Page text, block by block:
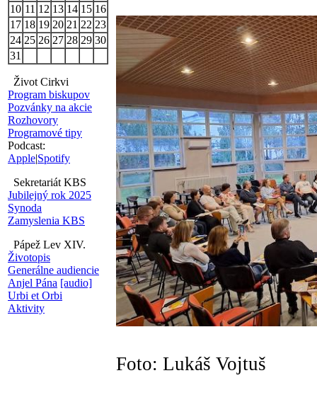
10 11 12 13 14 15 16
17 18 19 20 21 22 23
24 25 26 27 28 29 30
31
Život Cirkvi
Program biskupov
Pozvánky na akcie
Rozhovory
Programové tipy
Podcast:
Apple|Spotify
Sekretariát KBS
Jubilejný rok 2025
Synoda
Zamyslenia KBS
Pápež Lev XIV.
Životopis
Generálne audiencie
Anjel Pána [audio]
Urbi et Orbi
Aktivity
Foto: Lukáš Vojtuš